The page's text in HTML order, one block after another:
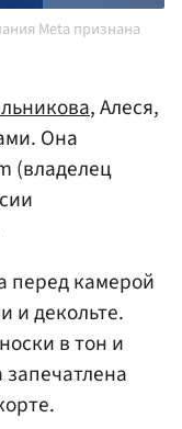
Meta признана
, Алеся,
Она
(владелец
перед камерой
и декольте.
в тон и